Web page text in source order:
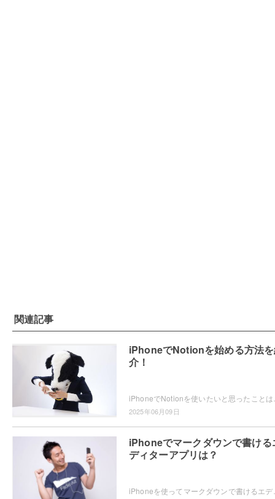
関連記事
iPhoneでNotionを始める方法
介！
2025年06月09日
iPhoneでマークダウンで書ける
ディターアプリは？